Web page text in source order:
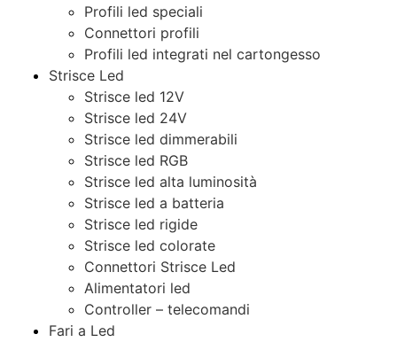
Profili led speciali
Connettori profili
Profili led integrati nel cartongesso
Strisce Led
Strisce led 12V
Strisce led 24V
Strisce led dimmerabili
Strisce led RGB
Strisce led alta luminosità
Strisce led a batteria
Strisce led rigide
Strisce led colorate
Connettori Strisce Led
Alimentatori led
Controller – telecomandi
Fari a Led